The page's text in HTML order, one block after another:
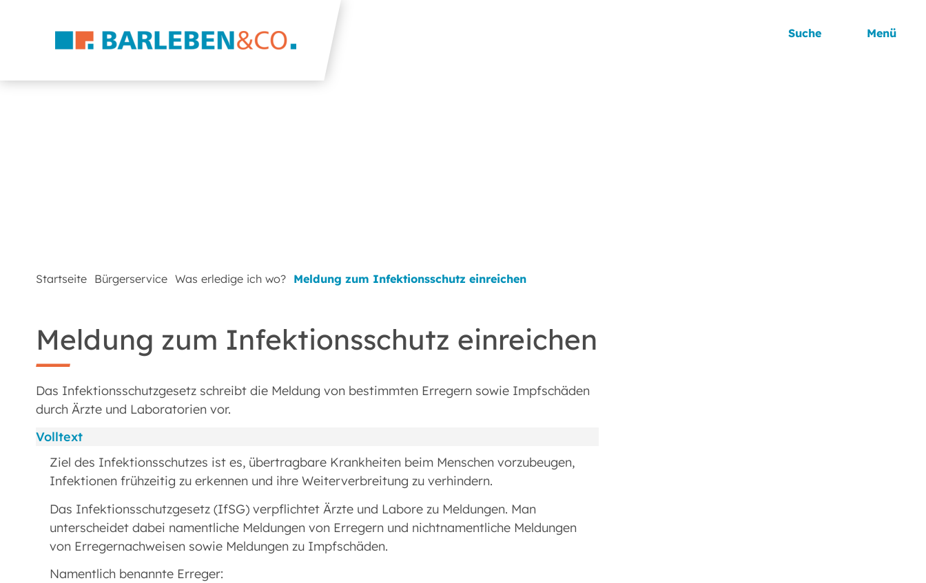
Suche Menü
Startseite Bürgerservice Was erledige ich wo? Meldung zum Infektionsschutz einreichen
Meldung zum Infektionsschutz einreichen
Das Infektionsschutzgesetz schreibt die Meldung von bestimmten Erregern sowie Impfschäden
durch Ärzte und Laboratorien vor.
Volltext
Ziel des Infektionsschutzes ist es, übertragbare Krankheiten beim Menschen vorzubeugen,
Infektionen frühzeitig zu erkennen und ihre Weiterverbreitung zu verhindern.
Das Infektionsschutzgesetz (IfSG) verpflichtet Ärzte und Labore zu Meldungen. Man
unterscheidet dabei namentliche Meldungen von Erregern und nichtnamentliche Meldungen
von Erregernachweisen sowie Meldungen zu Impfschäden.
Namentlich benannte Erreger: